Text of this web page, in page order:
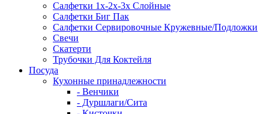
Салфетки 1х-2х-3х Слойные
Салфетки Биг Пак
Салфетки Сервировочные Кружевные/Подложки
Свечи
Скатерти
Трубочки Для Коктейля
Посуда
Кухонные принадлежности
- Венчики
- Дуршлаги/Сита